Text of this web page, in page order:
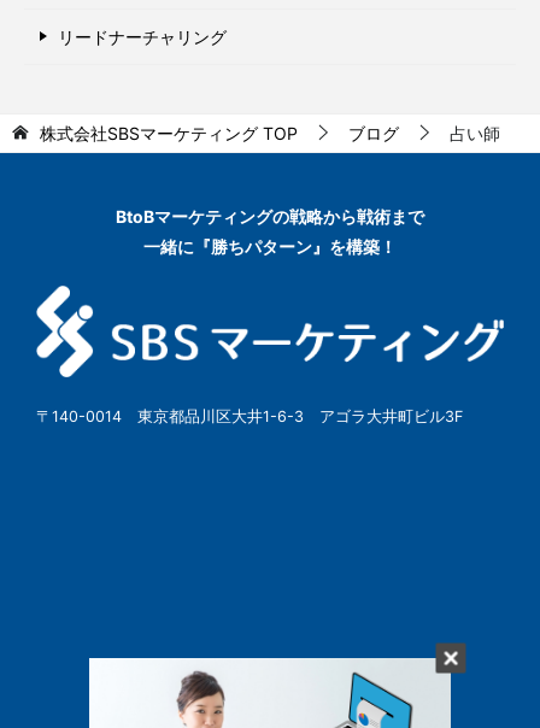
リードナーチャリング
株式会社SBSマーケティング TOP ブログ 占い師
BtoBマーケティングの戦略から戦術まで
一緒に『勝ちパターン』を構築！
〒140-0014 東京都品川区大井1-6-3 アゴラ大井町ビル3F